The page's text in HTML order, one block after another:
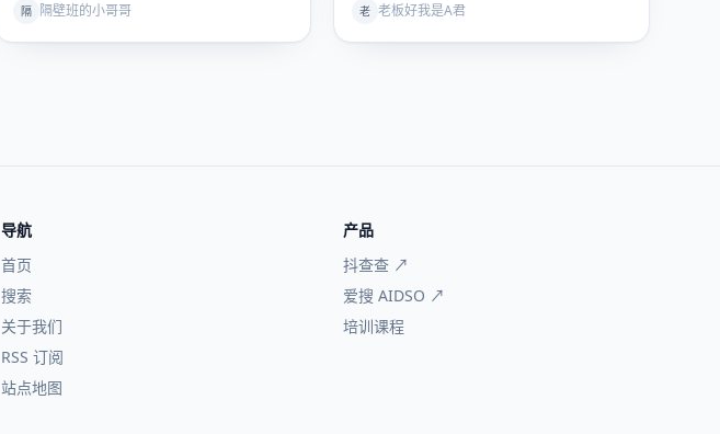
隔 隔壁班的小哥哥
时…
老 老板好我是A君
导航
首页
搜索
关于我们
RSS 订阅
站点地图
产品
抖查查 ↗
爱搜 AIDSO ↗
培训课程